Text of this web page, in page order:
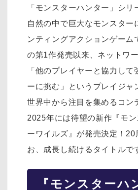
「モンスターハンター」シリ
自然の中で巨大なモンスター
ンティングアクションゲーム
の第1作発売以来、ネットワ
「他のプレイヤーと協力して
ーに挑む」というプレイジャ
世界中から注目を集めるコン
2025年には待望の新作『モ
ーワイルズ』が発売決定！20
お、成長し続けるタイトルで
『モンスターハ